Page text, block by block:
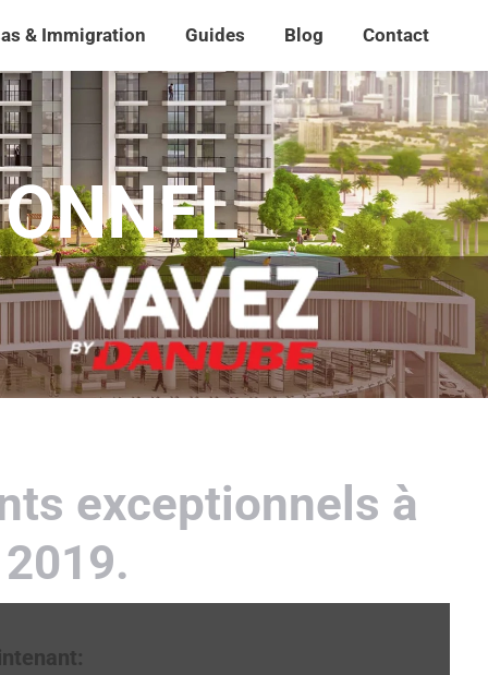
& Immigration Guides Blog Contact
:
exceptionnels à
& Immigration Guides Blog Contact
: